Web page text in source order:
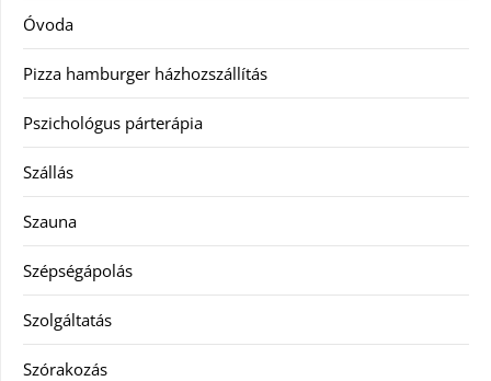
Óvoda
Pizza hamburger házhozszállítás
Pszichológus párterápia
Szállás
Szauna
Szépségápolás
Szolgáltatás
Szórakozás